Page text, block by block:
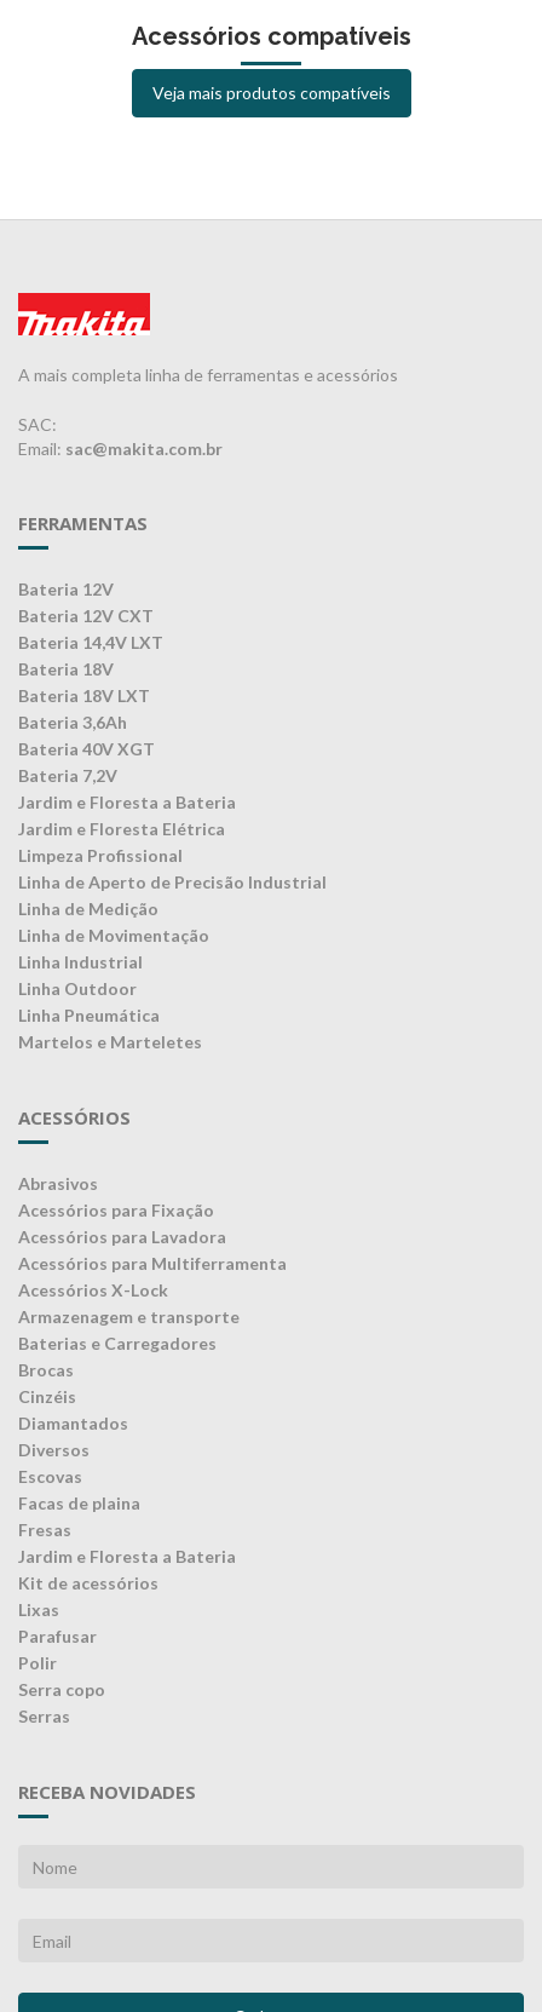
Acessórios compatíveis
Veja mais produtos compatíveis
A mais completa linha de ferramentas e acessórios
SAC:
Email: sac@makita.com.br
FERRAMENTAS
Bateria 12V
Bateria 12V CXT
Bateria 14,4V LXT
Bateria 18V
Bateria 18V LXT
Bateria 3,6Ah
Bateria 40V XGT
Bateria 7,2V
Jardim e Floresta a Bateria
Jardim e Floresta Elétrica
Limpeza Profissional
Linha de Aperto de Precisão Industrial
Linha de Medição
Linha de Movimentação
Linha Industrial
Linha Outdoor
Linha Pneumática
Martelos e Marteletes
ACESSÓRIOS
Abrasivos
Acessórios para Fixação
Acessórios para Lavadora
Acessórios para Multiferramenta
Acessórios X-Lock
Armazenagem e transporte
Baterias e Carregadores
Brocas
Cinzéis
Diamantados
Diversos
Escovas
Facas de plaina
Fresas
Jardim e Floresta a Bateria
Kit de acessórios
Lixas
Parafusar
Polir
Serra copo
Serras
RECEBA NOVIDADES